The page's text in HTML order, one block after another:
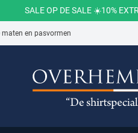
SALE OP DE SALE ☀️10%
maten en pasvormen